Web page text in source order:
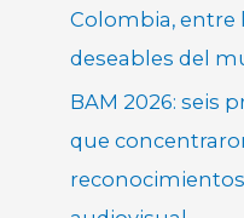
Colombia, entre
deseables del
BAM 2026: seis
que